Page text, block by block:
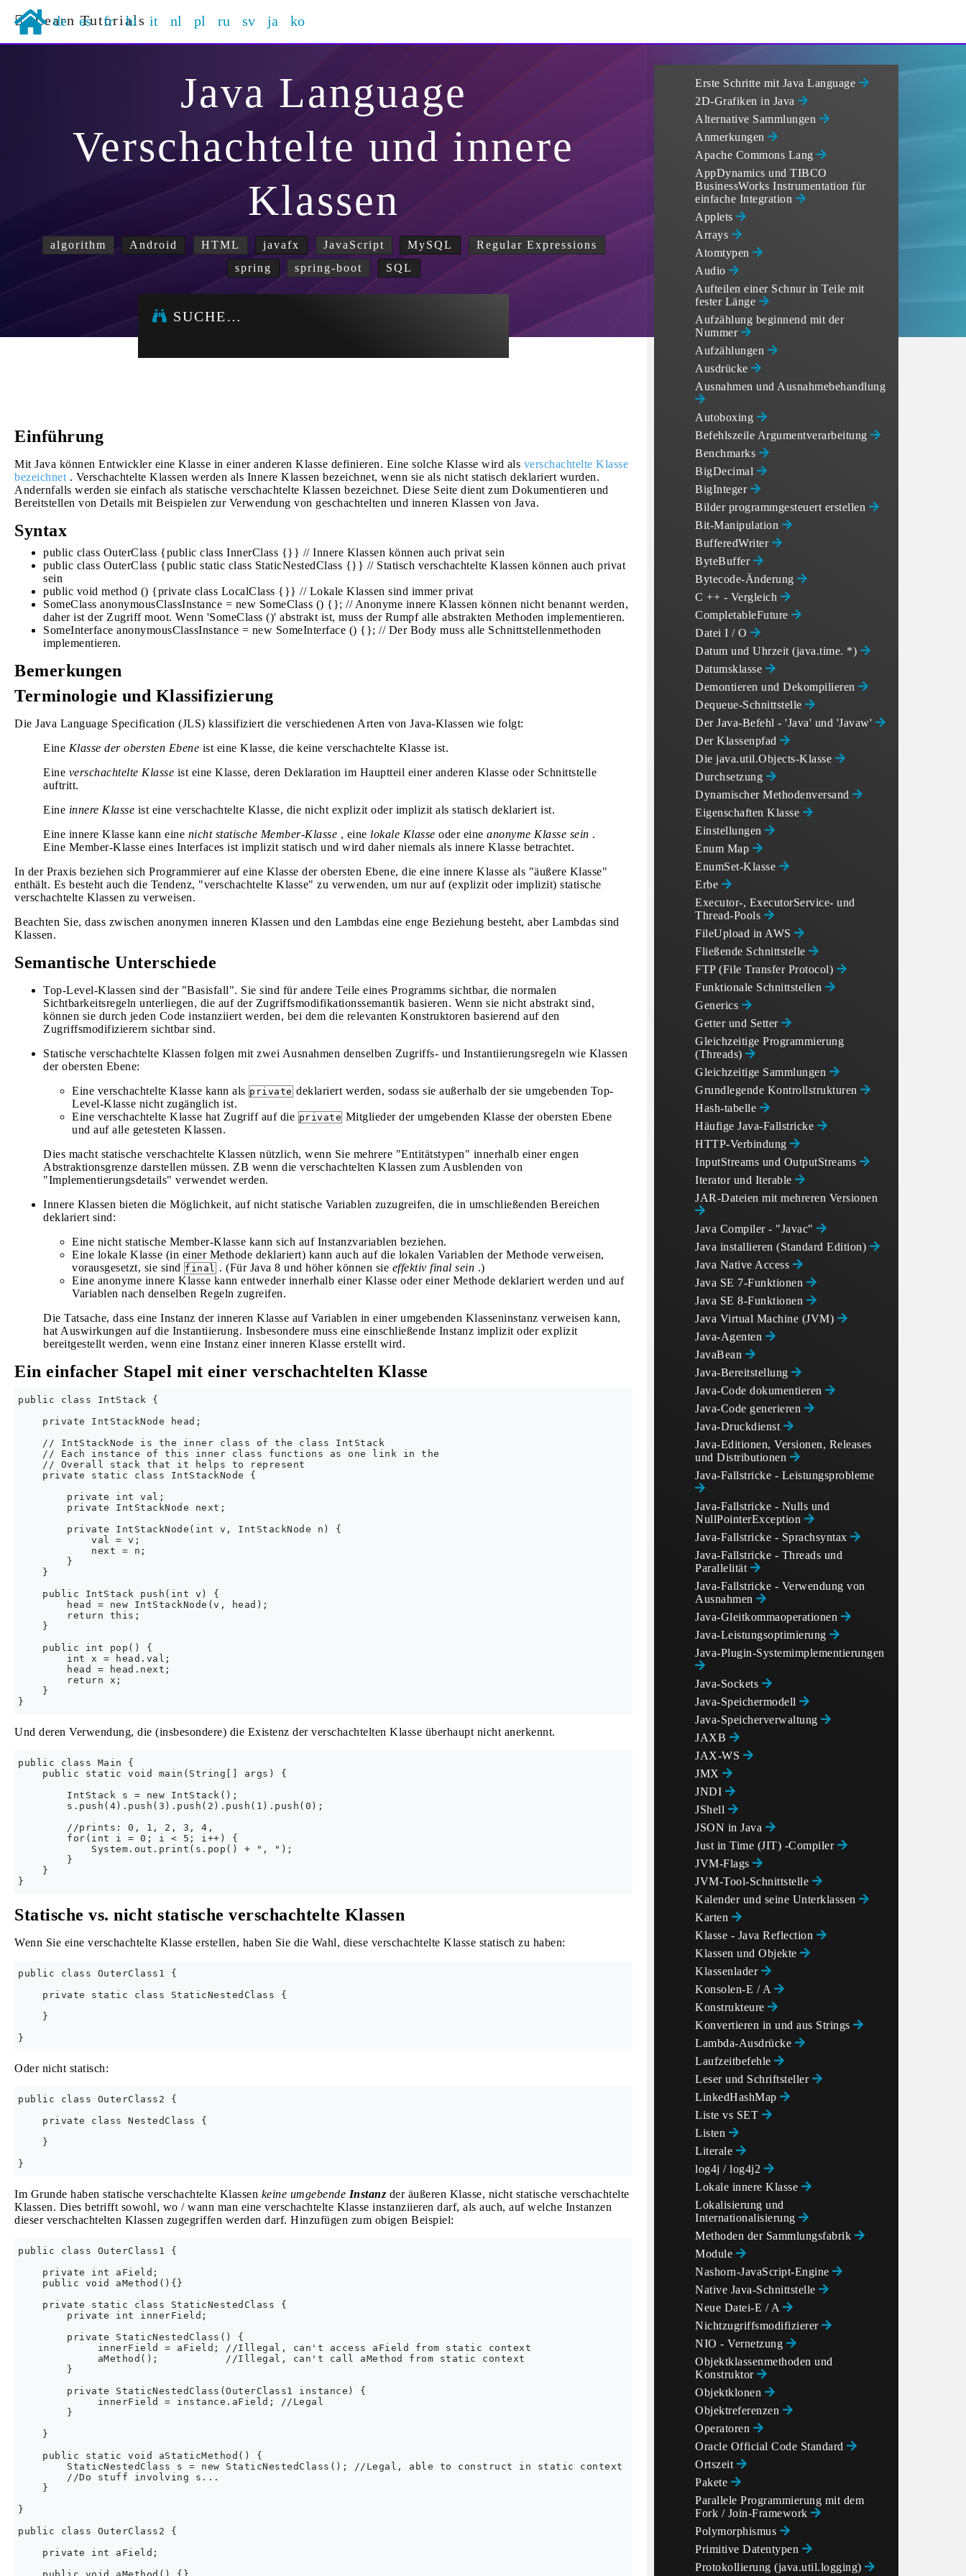
Learn Tutorials
de es fr hi it nl pl ru sv ja ko
Java Language
Verschachtelte und innere
Klassen
algorithm Android HTML javafx JavaScript MySQL
Regular Expressions
spring
spring-boot SQL
SUCHE…
Einführung
Mit Java können Entwickler eine Klasse in einer anderen Klasse definieren. Eine solche Klasse wird als verschachtelte Klasse
bezeichnet . Verschachtelte Klassen werden als Innere Klassen bezeichnet, wenn sie als nicht statisch deklariert wurden.
Andernfalls werden sie einfach als statische verschachtelte Klassen bezeichnet. Diese Seite dient zum Dokumentieren und
Bereitstellen von Details mit Beispielen zur Verwendung von geschachtelten und inneren Klassen von Java.
Syntax
public class OuterClass {public class InnerClass {}} // Innere Klassen können auch privat sein
public class OuterClass {public static class StaticNestedClass {}} // Statisch verschachtelte Klassen können auch privat
sein
public void method () {private class LocalClass {}} // Lokale Klassen sind immer privat
SomeClass anonymousClassInstance = new SomeClass () {}; // Anonyme innere Klassen können nicht benannt werden,
daher ist der Zugriff moot. Wenn 'SomeClass ()' abstrakt ist, muss der Rumpf alle abstrakten Methoden implementieren.
SomeInterface anonymousClassInstance = new SomeInterface () {}; // Der Body muss alle Schnittstellenmethoden
implementieren.
Bemerkungen
Terminologie und Klassifizierung
Die Java Language Specification (JLS) klassifiziert die verschiedenen Arten von Java-Klassen wie folgt:
Eine Klasse der obersten Ebene ist eine Klasse, die keine verschachtelte Klasse ist.
Eine verschachtelte Klasse ist eine Klasse, deren Deklaration im Hauptteil einer anderen Klasse oder Schnittstelle
auftritt.
Eine innere Klasse ist eine verschachtelte Klasse, die nicht explizit oder implizit als statisch deklariert ist.
Eine innere Klasse kann eine nicht statische Member-Klasse , eine lokale Klasse oder eine anonyme Klasse sein .
Eine Member-Klasse eines Interfaces ist implizit statisch und wird daher niemals als innere Klasse betrachtet.
In der Praxis beziehen sich Programmierer auf eine Klasse der obersten Ebene, die eine innere Klasse als "äußere Klasse"
enthält. Es besteht auch die Tendenz, "verschachtelte Klasse" zu verwenden, um nur auf (explizit oder implizit) statische
verschachtelte Klassen zu verweisen.
Beachten Sie, dass zwischen anonymen inneren Klassen und den Lambdas eine enge Beziehung besteht, aber Lambdas sind
Klassen.
Semantische Unterschiede
Top-Level-Klassen sind der "Basisfall". Sie sind für andere Teile eines Programms sichtbar, die normalen
Sichtbarkeitsregeln unterliegen, die auf der Zugriffsmodifikationssemantik basieren. Wenn sie nicht abstrakt sind,
können sie durch jeden Code instanziiert werden, bei dem die relevanten Konstruktoren basierend auf den
Zugriffsmodifizierern sichtbar sind.
Statische verschachtelte Klassen folgen mit zwei Ausnahmen denselben Zugriffs- und Instantiierungsregeln wie Klassen
der obersten Ebene:
Eine verschachtelte Klasse kann als private deklariert werden, sodass sie außerhalb der sie umgebenden Top-
Level-Klasse nicht zugänglich ist.
Eine verschachtelte Klasse hat Zugriff auf die private Mitglieder der umgebenden Klasse der obersten Ebene
und auf alle getesteten Klassen.
Dies macht statische verschachtelte Klassen nützlich, wenn Sie mehrere "Entitätstypen" innerhalb einer engen
Abstraktionsgrenze darstellen müssen. ZB wenn die verschachtelten Klassen zum Ausblenden von
"Implementierungsdetails" verwendet werden.
Innere Klassen bieten die Möglichkeit, auf nicht statische Variablen zuzugreifen, die in umschließenden Bereichen
deklariert sind:
Eine nicht statische Member-Klasse kann sich auf Instanzvariablen beziehen.
Eine lokale Klasse (in einer Methode deklariert) kann auch auf die lokalen Variablen der Methode verweisen,
vorausgesetzt, sie sind final . (Für Java 8 und höher können sie effektiv final sein .)
Eine anonyme innere Klasse kann entweder innerhalb einer Klasse oder einer Methode deklariert werden und auf
Variablen nach denselben Regeln zugreifen.
Die Tatsache, dass eine Instanz der inneren Klasse auf Variablen in einer umgebenden Klasseninstanz verweisen kann,
hat Auswirkungen auf die Instantiierung. Insbesondere muss eine einschließende Instanz implizit oder explizit
bereitgestellt werden, wenn eine Instanz einer inneren Klasse erstellt wird.
Ein einfacher Stapel mit einer verschachtelten Klasse
public class IntStack {
    private IntStackNode head;
    // IntStackNode is the inner class of the class IntStack
    // Each instance of this inner class functions as one link in the
    // Overall stack that it helps to represent
    private static class IntStackNode {
        private int val;
        private IntStackNode next;
        private IntStackNode(int v, IntStackNode n) {
            val = v;
            next = n;
        }
    }
    public IntStack push(int v) {
        head = new IntStackNode(v, head);
        return this;
    }
    public int pop() {
        int x = head.val;
        head = head.next;
        return x;
    }
Und deren Verwendung, die (insbesondere) die Existenz der verschachtelten Klasse überhaupt nicht anerkennt.
public class Main {
    public static void main(String[] args) {
        IntStack s = new IntStack();
        s.push(4).push(3).push(2).push(1).push(0);
        //prints: 0, 1, 2, 3, 4,
        for(int i = 0; i < 5; i++) {
            System.out.print(s.pop() + ", ");
        }
    }
Statische vs. nicht statische verschachtelte Klassen
Wenn Sie eine verschachtelte Klasse erstellen, haben Sie die Wahl, diese verschachtelte Klasse statisch zu haben:
public class OuterClass1 {
    private static class StaticNestedClass {
    }
Oder nicht statisch:
public class OuterClass2 {
    private class NestedClass {
    }
Im Grunde haben statische verschachtelte Klassen keine umgebende Instanz der äußeren Klasse, nicht statische verschachtelte
Klassen. Dies betrifft sowohl, wo / wann man eine verschachtelte Klasse instanziieren darf, als auch, auf welche Instanzen
dieser verschachtelten Klassen zugegriffen werden darf. Hinzufügen zum obigen Beispiel:
public class OuterClass1 {
    private int aField;
    public void aMethod(){}
    private static class StaticNestedClass {
        private int innerField;
        private StaticNestedClass() {
             innerField = aField; //Illegal, can't access aField from static context
             aMethod();           //Illegal, can't call aMethod from static context
        }
        private StaticNestedClass(OuterClass1 instance) {
             innerField = instance.aField; //Legal
        }
    }
    public static void aStaticMethod() {
        StaticNestedClass s = new StaticNestedClass(); //Legal, able to construct in static context
        //Do stuff involving s...
    }
}
public class OuterClass2 {
    private int aField;
Erste Schritte mit Java Language
2D-Grafiken in Java
Alternative Sammlungen
Anmerkungen
Apache Commons Lang
AppDynamics und TIBCO
BusinessWorks Instrumentation für
einfache Integration
Applets
Arrays
Atomtypen
Audio
Aufteilen einer Schnur in Teile mit
fester Länge
Aufzählung beginnend mit der
Nummer
Aufzählungen
Ausdrücke
Ausnahmen und Ausnahmebehandlung
Autoboxing
Befehlszeile Argumentverarbeitung
Benchmarks
BigDecimal
BigInteger
Bilder programmgesteuert erstellen
Bit-Manipulation
BufferedWriter
ByteBuffer
Bytecode-Änderung
C ++ - Vergleich
CompletableFuture
Datei I / O
Datum und Uhrzeit (java.time. *)
Datumsklasse
Demontieren und Dekompilieren
Dequeue-Schnittstelle
Der Java-Befehl - 'Java' und 'Javaw'
Der Klassenpfad
Die java.util.Objects-Klasse
Durchsetzung
Dynamischer Methodenversand
Eigenschaften Klasse
Einstellungen
Enum Map
EnumSet-Klasse
Erbe
Executor-, ExecutorService- und
Thread-Pools
FileUpload in AWS
Fließende Schnittstelle
FTP (File Transfer Protocol)
Funktionale Schnittstellen
Generics
Getter und Setter
Gleichzeitige Programmierung
(Threads)
Gleichzeitige Sammlungen
Grundlegende Kontrollstrukturen
Hash-tabelle
Häufige Java-Fallstricke
HTTP-Verbindung
InputStreams und OutputStreams
Iterator und Iterable
JAR-Dateien mit mehreren Versionen
Java Compiler - "Javac"
Java installieren (Standard Edition)
Java Native Access
Java SE 7-Funktionen
Java SE 8-Funktionen
Java Virtual Machine (JVM)
Java-Agenten
JavaBean
Java-Bereitstellung
Java-Code dokumentieren
Java-Code generieren
Java-Druckdienst
Java-Editionen, Versionen, Releases
und Distributionen
Java-Fallstricke - Leistungsprobleme
Java-Fallstricke - Nulls und
NullPointerException
Java-Fallstricke - Sprachsyntax
Java-Fallstricke - Threads und
Parallelität
Java-Fallstricke - Verwendung von
Ausnahmen
Java-Gleitkommaoperationen
Java-Leistungsoptimierung
Java-Plugin-Systemimplementierungen
Java-Sockets
Java-Speichermodell
Java-Speicherverwaltung
JAXB
JAX-WS
JMX
JNDI
JShell
JSON in Java
Just in Time (JIT) -Compiler
JVM-Flags
JVM-Tool-Schnittstelle
Kalender und seine Unterklassen
Karten
Klasse - Java Reflection
Klassen und Objekte
Klassenlader
Konsolen-E / A
Konstrukteure
Konvertieren in und aus Strings
Lambda-Ausdrücke
Laufzeitbefehle
Leser und Schriftsteller
LinkedHashMap
Liste vs SET
Listen
Literale
log4j / log4j2
Lokale innere Klasse
Lokalisierung und
Internationalisierung
Methoden der Sammlungsfabrik
Module
Nashorn-JavaScript-Engine
Native Java-Schnittstelle
Neue Datei-E / A
Nichtzugriffsmodifizierer
NIO - Vernetzung
Objektklassenmethoden und
Konstruktor
Objektklonen
Objektreferenzen
Operatoren
Oracle Official Code Standard
Ortszeit
Pakete
Parallele Programmierung mit dem
Fork / Join-Framework
Polymorphismus
Primitive Datentypen
Protokollierung (java.util.logging)